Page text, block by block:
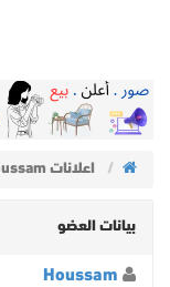
اعلانات Houssam
بيانات العضو
Houssam